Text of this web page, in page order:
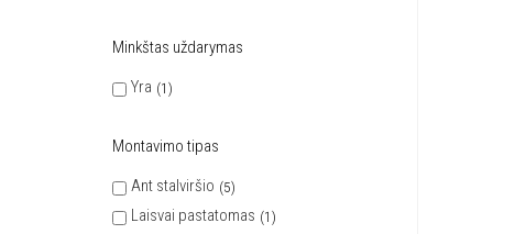
Minkštas uždarymas
Yra
1
Montavimo tipas
Ant stalviršio
5
Laisvai pastatomas 1